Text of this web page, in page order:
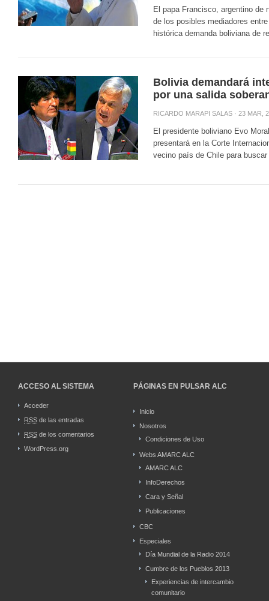
El papa Francisco, argentino de
de los posibles mediadores
histórica demanda boliviana de
Bolivia demandará
por una salida
RICARDO MARAPI SALAS · 23 MAR,
El presidente boliviano Evo
presentará en la Corte
vecino país de Chile para
ACCESO AL SISTEMA
Acceder
RSS de las entradas
RSS de los comentarios
WordPress.org
PÁGINAS EN PULSAR ALC
Inicio
Nosotros
Condiciones de Uso
Webs AMARC ALC
AMARC ALC
InfoDerechos
Cara y Señal
Publicaciones
CBC
Especiales
Día Mundial de la Radio 2014
Cumbre de los Pueblos 2013
Experiencias de intercambio
comunitario